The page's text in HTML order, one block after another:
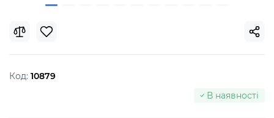
Код: 10879
В наявності